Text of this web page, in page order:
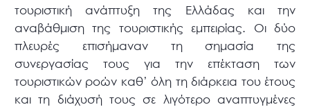
τουριστική ανάπτυξη της Ελλάδας και την
αναβάθμιση της τουριστικής εμπειρίας. Οι δύο
πλευρές επισήμαναν τη σημασία της
συνεργασίας τους για την επέκταση των
τουριστικών ροών καθ’ όλη τη διάρκεια του έτους
και τη διάχυσή τους σε λιγότερο αναπτυγμένες